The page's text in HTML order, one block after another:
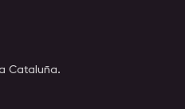
Cataluña.